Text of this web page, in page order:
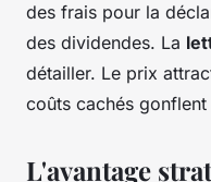
des frais pour la
des dividendes. La
détailler. Le prix
coûts cachés gonflent
L'avantage